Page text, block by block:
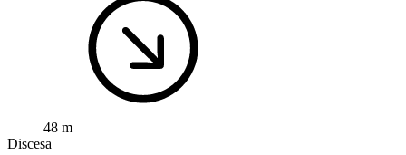
48 m
Discesa